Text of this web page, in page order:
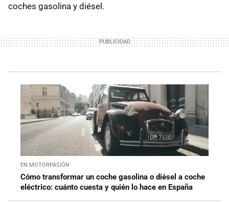
coches gasolina y diésel.
EN MOTORPASIÓN
Cómo transformar un coche gasolina o diésel a coche
eléctrico: cuánto cuesta y quién lo hace en España